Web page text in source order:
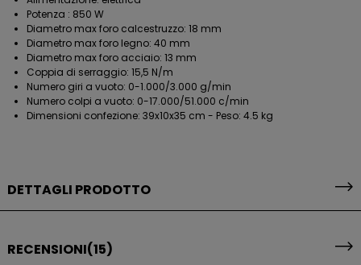
Potenza : 850 W
Diametro max foro calcestruzzo: 18 mm
Diametro max foro legno: 40 mm
Diametro max foro acciaio: 13 mm
Coppia di serraggio: 15,5 N/m
Numero giri a vuoto: 0-1.000/3.000 g/min
Numero colpi a vuoto: 0-17.000/51.000 c/min
Dimensioni confezione: 39x10x35 cm - Peso: 4.5 kg
DETTAGLI PRODOTTO
RECENSIONI(15)